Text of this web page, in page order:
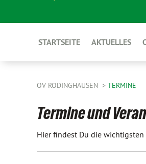
STARTSEITE AKTUELLES
OV RÖDINGHAUSEN TERMINE
Termine und
Hier findest Du die